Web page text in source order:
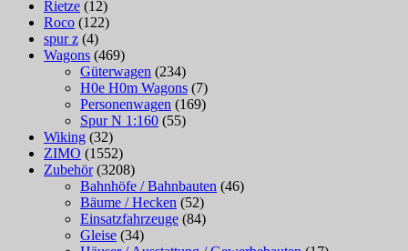
Rietze (12)
Roco (122)
spur z (4)
Wagons (469)
Güterwagen (234)
H0e H0m Wagons (7)
Personenwagen (169)
Spur N 1:160 (55)
Wiking (32)
ZIMO (1552)
Zubehör (3208)
Bahnhöfe / Bahnbauten (46)
Bäume / Hecken (52)
Einsatzfahrzeuge (84)
Gleise (34)